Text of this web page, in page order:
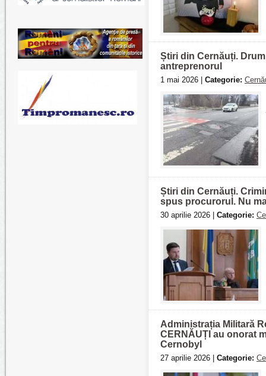
Știri din Cernăuți.
antreprenorul
1 mai 2026 | Categorie:
Știri din Cernăuți.
spus procurorul. Nu
30 aprilie 2026 | Categorie:
Administrația Militară
CERNĂUȚI au onorat
Cernobyl
27 aprilie 2026 | Categorie: